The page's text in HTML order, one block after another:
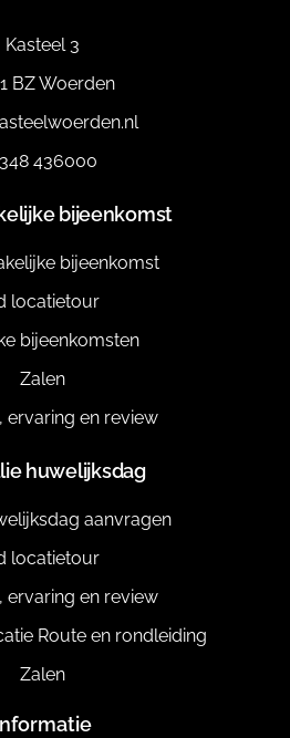
Kasteel 3
BZ Woerden
436000
bijeenkomst
bijeenkomst
locatietour
bijeenkomsten
Zalen
ervaring en review
huwelijksdag
aanvragen
locatietour
ervaring en review
Route en rondleiding
Zalen